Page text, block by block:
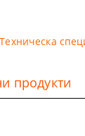
Техническа
продукти